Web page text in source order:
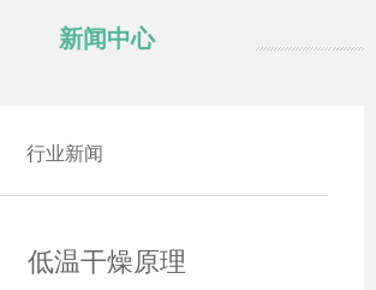
新闻中心
行业新闻
低温干燥原理